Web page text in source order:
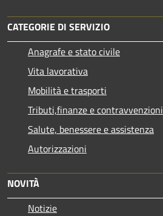
CATEGORIE DI SERVIZIO
Anagrafe e stato civile
Vita lavorativa
Mobilità e trasporti
Tributi,finanze e contravvenzioni
Salute, benessere e assistenza
Autorizzazioni
NOVITÀ
Notizie